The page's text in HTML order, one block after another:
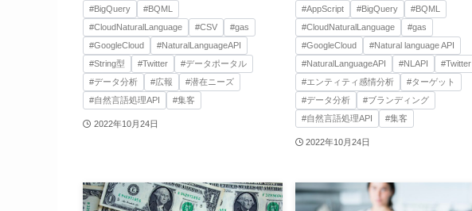
#BigQuery
#BQML
#CloudNaturalLanguage
#CSV
#gas
#GoogleCloud
#NaturalLanguageAPI
#String型
#Twitter
#データポータル
#データ分析
#広報
#潜在ニーズ
#自然言語処理API
#集客
2022年10月24日
#AppScript #BigQuery
#BQML
#CloudNaturalLanguage
#gas
#GoogleCloud
#Natural language API
#NaturalLanguageAPI
#NLAPI
#Twitter
#エンティティ感情分析
#ターゲット
#データ分析
#ブランディング
#自然言語処理API
#集客
2022年10月24日